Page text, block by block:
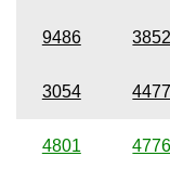
9486 3852
3054 4477
4801 4776